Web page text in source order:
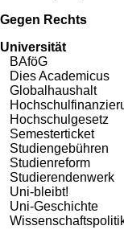
Gegen Rechts
Universität
BAföG
Dies Academicus
Globalhaushalt
Hochschulgesetz
Semesterticket
Studiengebühren
Studienreform
Studierendenwerk
Uni-bleibt!
Uni-Geschichte